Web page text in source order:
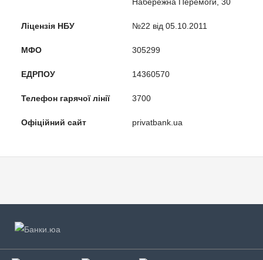
Ліцензія НБУ №22 від 05.10.2011
МФО 305299
ЕДРПОУ 14360570
Телефон гарячої лінії 3700
Офіційний сайт privatbank.ua